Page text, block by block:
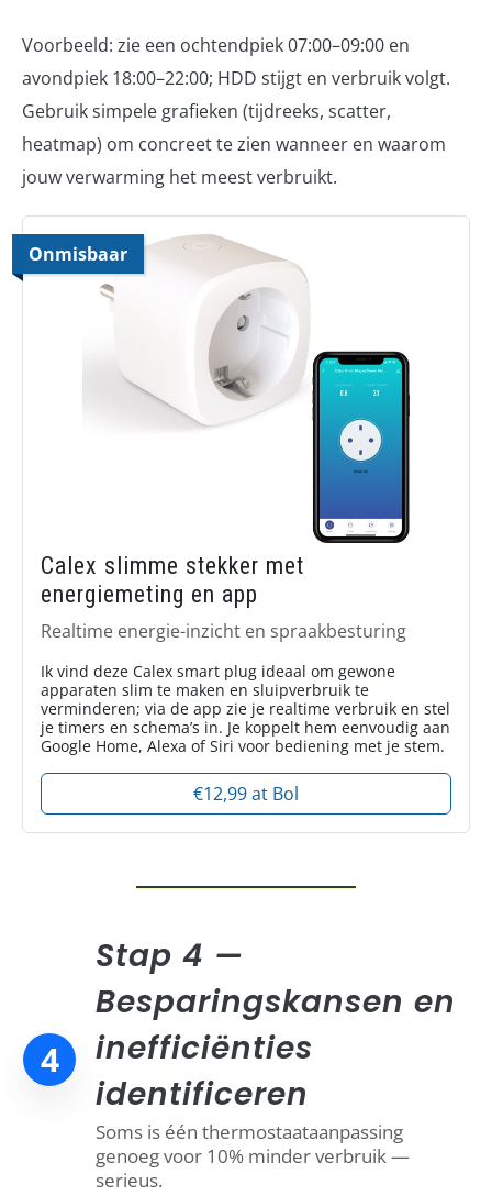
Voorbeeld: zie een ochtendpiek 07:00–09:00 en
avondpiek 18:00–22:00; HDD stijgt en verbruik volgt.
Gebruik simpele grafieken (tijdreeks, scatter,
heatmap) om concreet te zien wanneer en waarom
jouw verwarming het meest verbruikt.
Onmisbaar
Calex slimme stekker met
energiemeting en app
Realtime energie-inzicht en spraakbesturing
Ik vind deze Calex smart plug ideaal om gewone
apparaten slim te maken en sluipverbruik te
verminderen; via de app zie je realtime verbruik en stel
je timers en schema’s in. Je koppelt hem eenvoudig aan
Google Home, Alexa of Siri voor bediening met je stem.
€12,99 at Bol
4
Stap 4 —
Besparingskansen en
inefficiënties
identificeren
Soms is één thermostaataanpassing
genoeg voor 10% minder verbruik —
serieus.